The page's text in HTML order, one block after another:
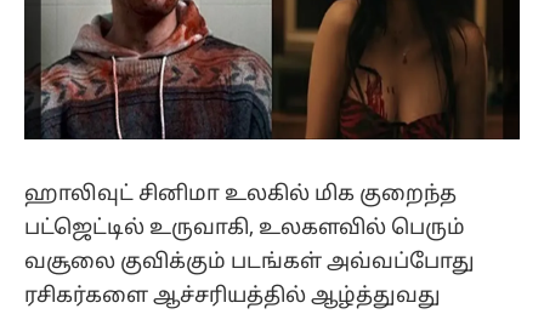
ஹாலிவுட் சினிமா உலகில் மிக குறைந்த
பட்ஜெட்டில் உருவாகி, உலகளவில் பெரும்
வசூலை குவிக்கும் படங்கள் அவ்வப்போது
ரசிகர்களை ஆச்சரியத்தில் ஆழ்த்துவது